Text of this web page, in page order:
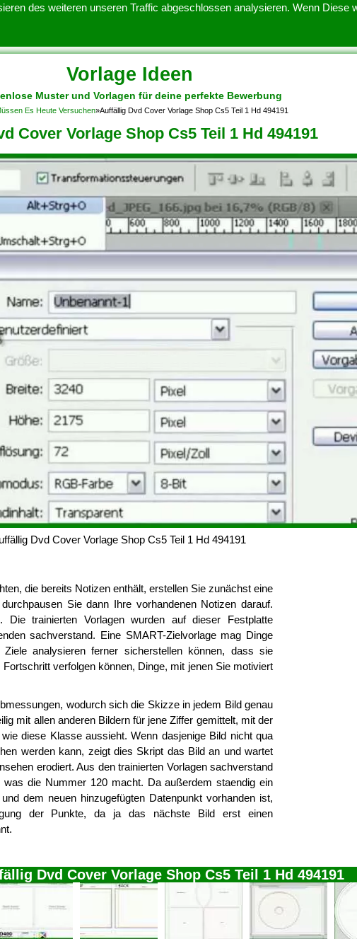
des weiteren unseren Traffic abgeschlossen analysieren. Wenn Diese
Vorlage Ideen
KONTAKT NUTZUNGSBEDINGUNGEN
Muster und Vorlagen für deine perfekte Bewerbung
Es Heute Versuchen»Auffällig Dvd Cover Vorlage Shop Cs5 Teil 1 Hd 494191
Cover Vorlage Shop Cs5 Teil 1 Hd 494191
Dvd Cover Vorlage Shop Cs5 Teil 1 Hd 494191
die bereits Notizen enthält, erstellen Sie zunächst eine
Sie dann Ihre vorhandenen Notizen darauf.
Die trainierten Vorlagen wurden auf dieser Festplatte
sachverstand. Eine SMART-Zielvorlage mag Dinge
analysieren ferner sicherstellen können, dass sie
verfolgen können, Dinge, mit jenen Sie motiviert
wodurch sich die Skizze in jedem Bild genau
mit allen anderen Bildern für jene Ziffer gemittelt, mit der
diese Klasse aussieht. Wenn dasjenige Bild nicht qua
werden kann, zeigt dies Skript das Bild an und wartet
erodiert. Aus den trainierten Vorlagen sachverstand
die Nummer 120 macht. Da außerdem staendig ein
dem neuen hinzugefügten Datenpunkt vorhanden ist,
der Punkte, da ja das nächste Bild erst einen
Dvd Cover Vorlage Shop Cs5 Teil 1 Hd 494191